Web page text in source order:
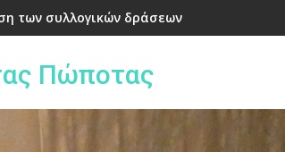
των συλλογικών δράσεων
Πώποτας